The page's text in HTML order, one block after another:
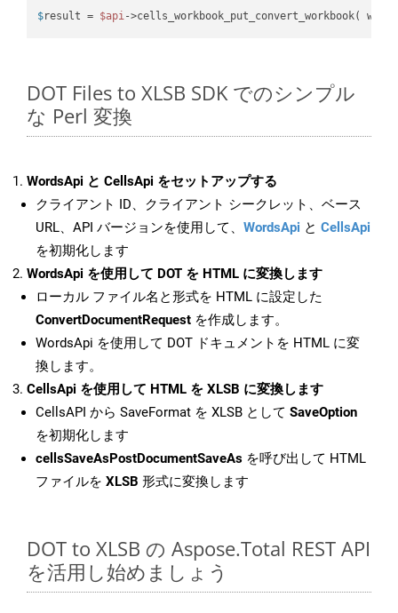
$result = $api->cells_workbook_put_convert_workbook(
DOT Files to XLSB SDK でのシンプル
な Perl 変換
WordsApi と CellsApi をセットアップする
クライアント ID、クライアント シークレット、ベース
URL、API バージョンを使用して、 WordsApi と CellsApi
を初期化します
WordsApi を使用して DOT を HTML に変換します
ローカル ファイル名と形式を HTML に設定した
ConvertDocumentRequest を作成します。
WordsApi を使用して DOT ドキュメントを HTML に変
換します。
CellsApi を使用して HTML を XLSB に変換します
CellsAPI から SaveFormat を XLSB として SaveOption
を初期化します
cellsSaveAsPostDocumentSaveAs を呼び出して HTML
ファイルを XLSB 形式に変換します
DOT to XLSB の Aspose.Total REST API
を活用し始めましょう